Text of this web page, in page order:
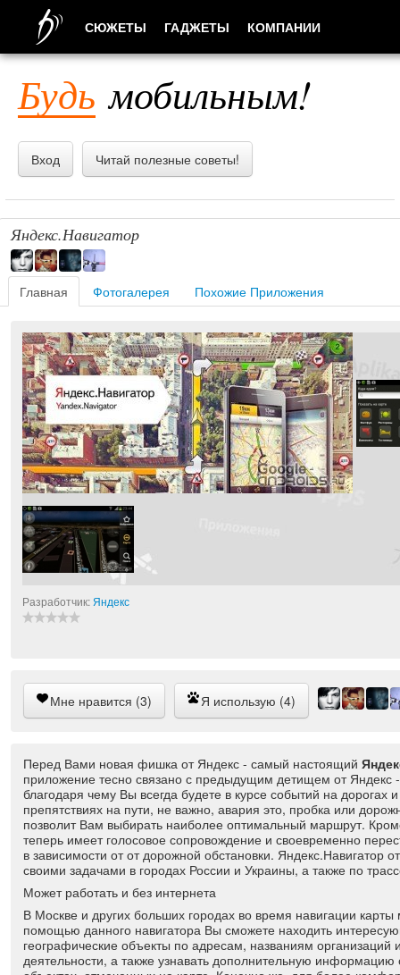
Будь мобильным!
Вход Читай полезные советы!
Яндекс.Навигатор
Главная Фотогалерея Похожие Приложения
Разработчик: Яндекс
Мне нравится (3) Я использую (4)
Перед Вами новая фишка от Яндекс - самый настоящий
приложение тесно связано с предыдущим детищем от Яндекс
благодаря чему Вы всегда будете в курсе событий на дорогах
препятствиях на пути, не важно, авария это, пробка или
позволит Вам выбирать наиболее оптимальный маршрут.
теперь имеет голосовое сопровождение и своевременно
в зависимости от от дорожной обстановки. Яндекс.Навигатор
своими задачами в городах России и Украины, а также по
Может работать и без интернета
В Москве и других больших городах во время навигации
помощью данного навигатора Вы сможете находить
географические объекты по адресам, названиям организаций
деятельности, а также узнавать дополнительную информацию
СЮЖЕТЫ ГАДЖЕТЫ КОМПАНИИ
ПРИЛОЖЕНИЯ